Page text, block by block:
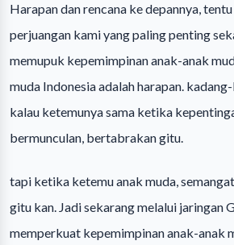
Harapan dan rencana ke depannya,
perjuangan kami yang paling penting
memupuk kepemimpinan anak-anak
muda Indonesia adalah harapan.
kalau ketemunya sama ketika
bermunculan, bertabrakan gitu.
tapi ketika ketemu anak muda,
gitu kan. Jadi sekarang melalui jaringan
memperkuat kepemimpinan anak-anak